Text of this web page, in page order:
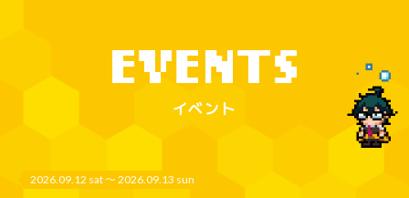
イベント
2026.09.12 sat 〜 2026.09.13 sun